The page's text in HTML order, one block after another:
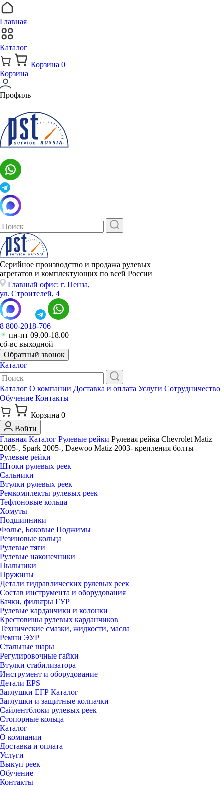
Главная
Каталог
Корзина 0
Корзина
Профиль
Серийное производство и продажа рулевых
агрегатов и комплектующих по всей России
Главный офис: г. Пенза,
ул. Строителей, 4
8 800-2018-706
пн-пт 09.00-18.00
сб-вс выходной
Обратный звонок
Каталог
Каталог О компании Доставка и оплата Услуги Сотрудничество
Обучение Контакты
Корзина 0
Войти
Главная Каталог Рулевые рейки Рулевая рейка Chevrolet Matiz
2005-, Spark 2005-, Daewoo Matiz 2003- крепления болты
Рулевые рейки
Штоки рулевых реек
Сальники
Втулки рулевых реек
Ремкомплекты рулевых реек
Тефлоновые кольца
Хомуты
Подшипники
Фолье, Боковые Поджимы
Резиновые кольца
Рулевые тяги
Рулевые наконечники
Пыльники
Пружины
Детали гидравлических рулевых реек
Состав инструмента и оборудования
Бачки, фильтры ГУР
Рулевые карданчики и колонки
Крестовины рулевых карданчиков
Технические смазки, жидкости, масла
Ремни ЭУР
Стальные шары
Регулировочные гайки
Втулки стабилизатора
Инструмент и оборудование
Детали EPS
Заглушки ЕГР Каталог
Заглушки и защитные колпачки
Сайлентблоки рулевых реек
Стопорные кольца
Каталог
О компании
Доставка и оплата
Услуги
Выкуп реек
Обучение
Контакты